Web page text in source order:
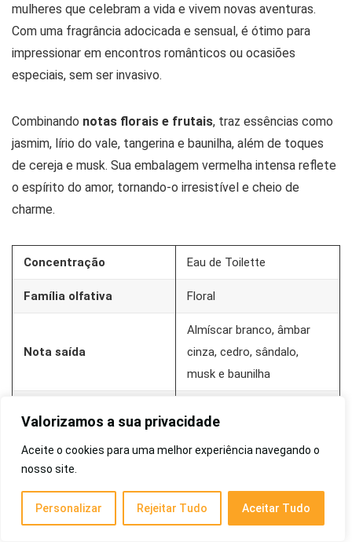
Valorizamos a sua privacidade
Aceite o cookies para uma melhor experiência navegando o
nosso site.
Personalizar Rejeitar Tudo Aceitar Tudo
mulheres que celebram a vida e vivem novas aventuras.
Com uma fragrância adocicada e sensual, é ótimo para
impressionar em encontros românticos ou ocasiões
especiais, sem ser invasivo.
Combinando notas florais e frutais, traz essências como
jasmim, lírio do vale, tangerina e baunilha, além de toques
de cereja e musk. Sua embalagem vermelha intensa reflete
o espírito do amor, tornando-o irresistível e cheio de
charme.
Concentração Eau de Toilette
Família olfativa Floral
Nota saída
Almíscar branco, âmbar
cinza, cedro, sândalo,
musk e baunilha
Nota de base
negra, uva, grapefruit rosa
e cassis
Nota de coração
e damasco